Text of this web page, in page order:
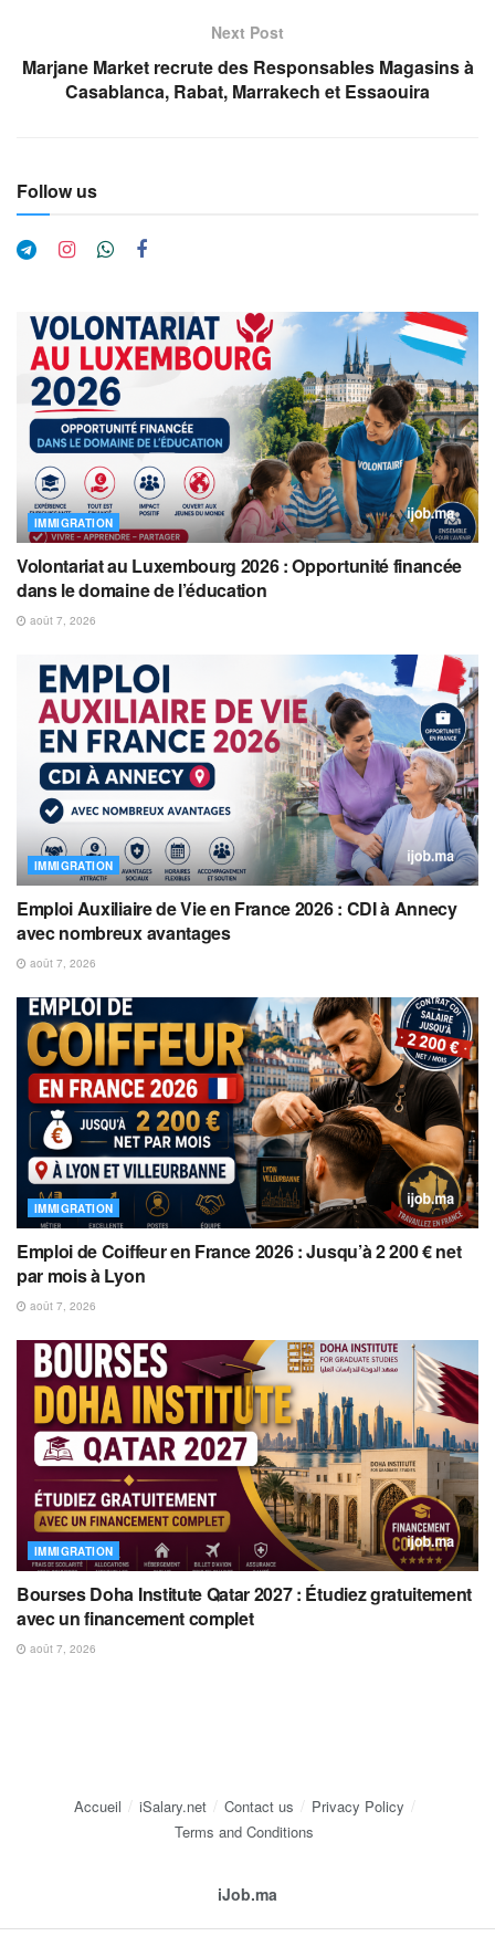
Next Post
Marjane Market recrute des Responsables Magasins à
Casablanca, Rabat, Marrakech et Essaouira
Follow us
IMMIGRATION
Volontariat au Luxembourg 2026 : Opportunité financée
dans le domaine de l’éducation
août 7, 2026
IMMIGRATION
Emploi Auxiliaire de Vie en France 2026 : CDI à Annecy
avec nombreux avantages
août 7, 2026
IMMIGRATION
Emploi de Coiffeur en France 2026 : Jusqu’à 2 200 € net
par mois à Lyon
août 7, 2026
IMMIGRATION
Bourses Doha Institute Qatar 2027 : Étudiez gratuitement
avec un financement complet
août 7, 2026
Accueil iSalary.net Contact us
Privacy Policy
Terms and Conditions
iJob.ma